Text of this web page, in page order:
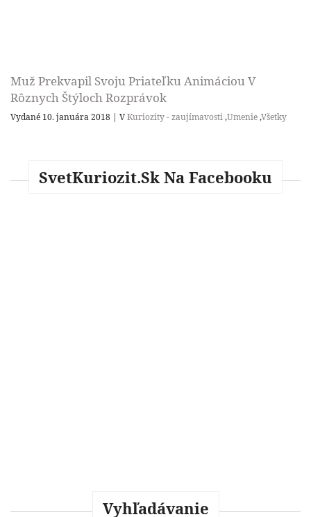
Muž Prekvapil Svoju Priateľku Animáciou V
Rôznych Štýloch Rozprávok
Vydané 10. januára 2018 | VKuriozity - zaujímavosti,Umenie,Všetky
SvetKuriozit.sk Na Facebooku
Vyhľadávanie